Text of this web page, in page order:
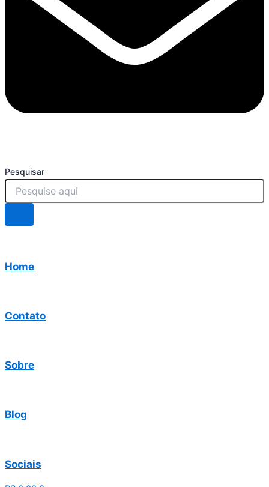
Pesquisar
Home
Contato
Sobre
Blog
Sociais